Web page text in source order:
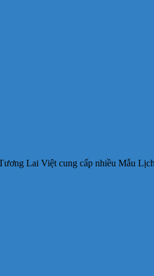
Lai Việt cung cấp nhiều Mẫu